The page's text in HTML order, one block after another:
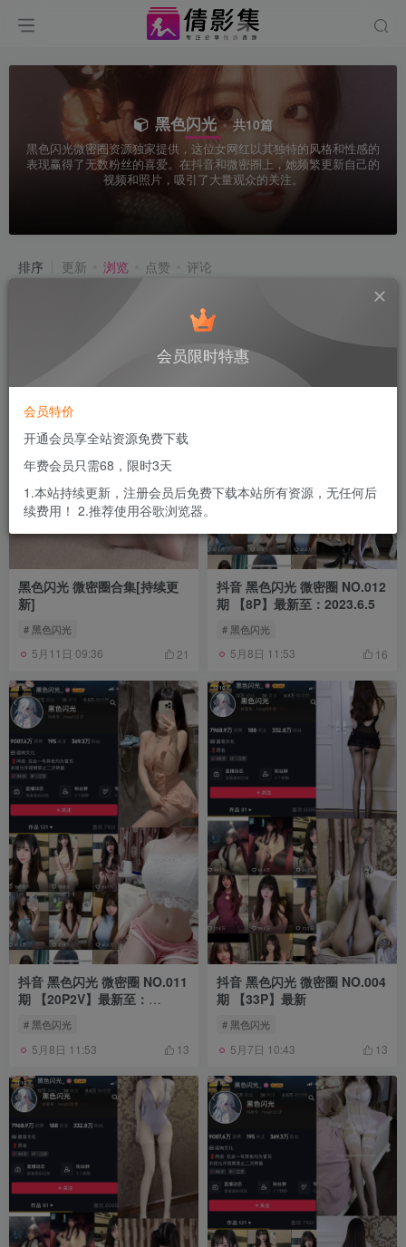
黑色闪光 共10篇
黑色闪光微密圈资源独家提供，这位女网红以其独特的风格和性感的
表现赢得了无数粉丝的喜爱。在抖音和微密圈上，她频繁更新自己的
视频和照片，吸引了大量观众的关注。
排序 更新 浏览 点赞 评论
黑色闪光 微密圈合集[持续更
新]
# 黑色闪光
5月11日 09:36 21
抖音 黑色闪光 微密圈 NO.012
期 【8P】最新至：2023.6.5
# 黑色闪光
5月8日 11:53 16
抖音 黑色闪光 微密圈 NO.011
期 【20P2V】最新至：
2023.6.3
# 黑色闪光
5月8日 11:53 13
抖音 黑色闪光 微密圈 NO.004
期 【33P】最新
# 黑色闪光
5月7日 10:43 13
会员限时特惠
会员特价
开通会员享全站资源免费下载
年费会员只需68，限时3天
1.本站持续更新，注册会员后免费下载本站所有资源，无任何后
续费用！ 2.推荐使用谷歌浏览器。